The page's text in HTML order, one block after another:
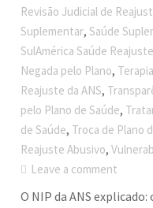
Revisão Judicial de
Suplementar, Saúde
SulAmérica Saúde Reajuste
Negada pelo Plano,
Reajuste da ANS,
pelo Plano de Saúde,
de Saúde, Troca de Plano
Reajuste Abusivo,
Leave a comment
O NIP da ANS